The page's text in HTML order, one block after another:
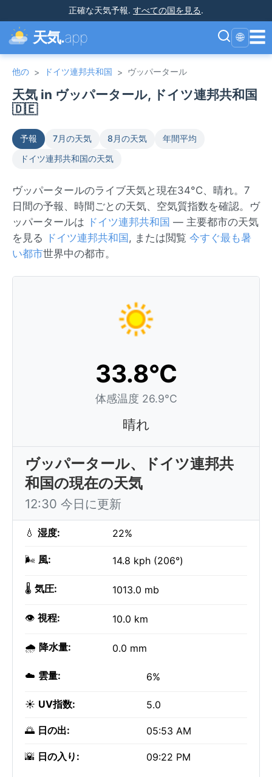
正確な天気予報. すべての国を見る.
天気.app 🌐 ☰
他の > ドイツ連邦共和国 > ヴッパータール
天気 in ヴッパータール, ドイツ連邦共和国
🇩🇪
予報 7月の天気 8月の天気
年間平均
ドイツ連邦共和国の天気
ヴッパータールのライブ天気と現在34°C、晴れ。7
日間の予報、時間ごとの天気、空気質指数を確認。ヴ
ッパータールは ドイツ連邦共和国 — 主要都市の天気
を見る
ドイツ連邦共和国 , または閲覧 今すぐ最も暑
い都市世界中の都市。
33.8°C
体感温度 26.9°C
晴れ
ヴッパータール、ドイツ連邦共
和国の現在の天気
12:30 今日に更新
💧 湿度: 22%
🌬️ 風: 14.8 kph (206°)
🌡️ 気圧: 1013.0 mb
👁️ 視程: 10.0 km
🌧️ 降水量: 0.0 mm
☁️ 雲量: 6%
☀️ UV指数: 5.0
🌅 日の出: 05:53 AM
🌇 日の入り: 09:22 PM